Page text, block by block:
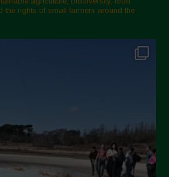
the rights of small farmers around the